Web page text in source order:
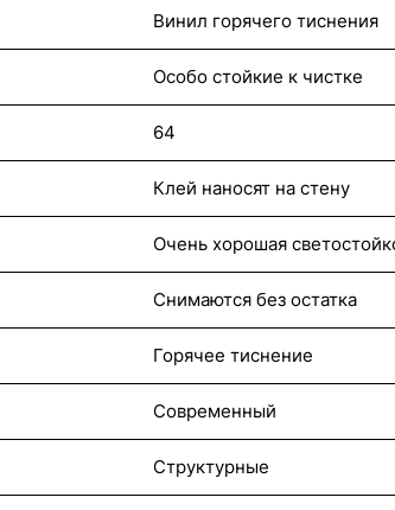
Винил горячего тиснения
Особо стойкие к чистке
64
Клей наносят на стену
Очень хорошая
Снимаются без остатка
Горячее тиснение
Современный
Структурные